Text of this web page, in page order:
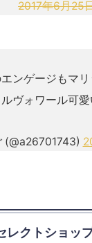
2017年6月25
ンゲージもマ
ヴォワール可愛
レクトショッ